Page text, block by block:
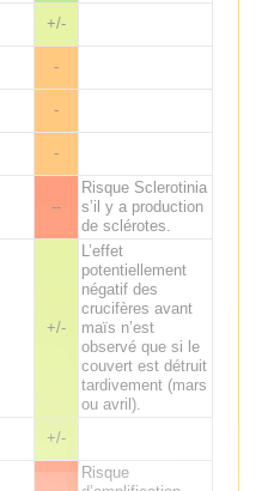
+/-
-
-
-
--
Risque Sclerotinia
s’il y a production
de sclérotes.
+/-
L’effet
potentiellement
négatif des
crucifères avant
maïs n’est
observé que si le
couvert est détruit
tardivement (mars
ou avril).
+/-
Risque